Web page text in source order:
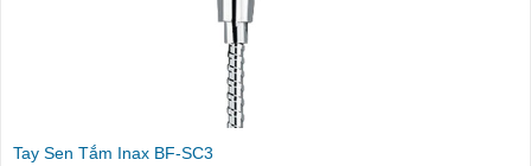
Tay Sen Tắm Inax BF-SC3